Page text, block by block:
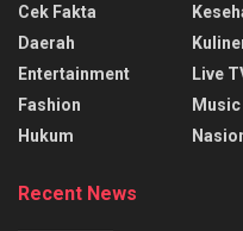
Cek Fakta
Daerah
Entertainment
Fashion
Hukum
Live
Music
Recent News